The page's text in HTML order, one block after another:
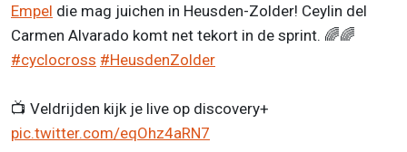
Empel die mag juichen in Heusden-Zolder! Ceylin del
Carmen Alvarado komt net tekort in de sprint. 🌈🌈
#cyclocross #HeusdenZolder
📺 Veldrijden kijk je live op discovery+
pic.twitter.com/eqOhz4aRN7